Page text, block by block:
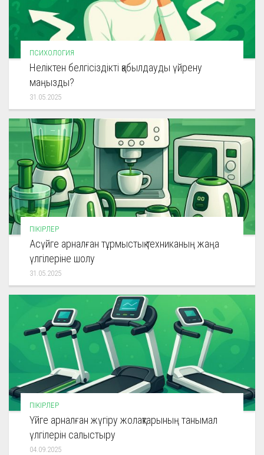
ПСИХОЛОГИЯ
Неліктен белгісіздікті қабылдауды үйрену
маңызды?
31.05.2025
ПІКІРЛЕР
Асүйге арналған тұрмыстық техниканың жаңа
үлгілеріне шолу
31.05.2025
ПІКІРЛЕР
Үйге арналған жүгіру жолақтарының танымал
үлгілерін салыстыру
04.09.2025